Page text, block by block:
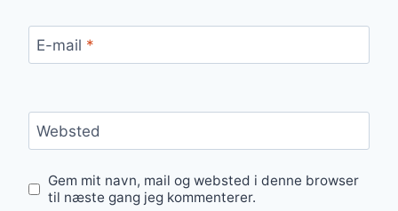
E-mail *
Websted
Gem mit navn, mail og websted i denne browser
til næste gang jeg kommenterer.